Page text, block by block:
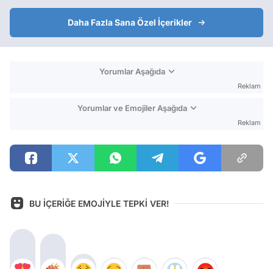
Daha Fazla Sana Özel İçerikler
Yorumlar Aşağıda
Reklam
Yorumlar ve Emojiler Aşağıda
Reklam
BU İÇERİĞE EMOJİYLE TEPKİ VER!